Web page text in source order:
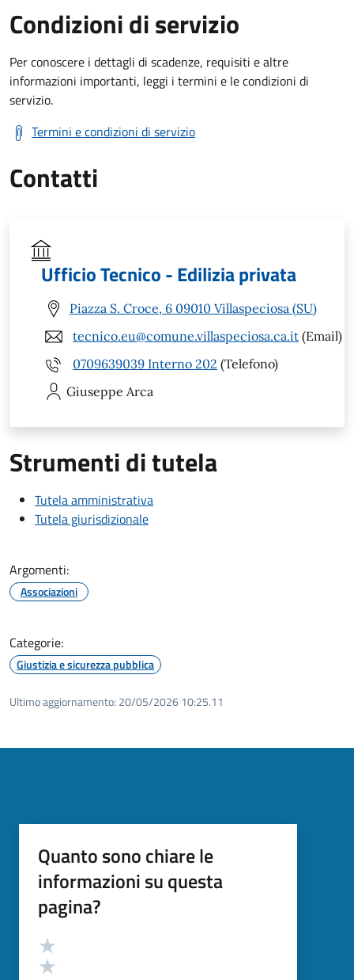
Condizioni di servizio
Per conoscere i dettagli di scadenze, requisiti e altre
informazioni importanti, leggi i termini e le condizioni di
servizio.
Termini e condizioni di servizio
Contatti
Ufficio Tecnico - Edilizia privata
Piazza S. Croce, 6 09010 Villaspeciosa (SU)
tecnico.eu@comune.villaspeciosa.ca.it (Email)
0709639039 Interno 202 (Telefono)
Giuseppe Arca
Strumenti di tutela
Tutela amministrativa
Tutela giurisdizionale
Argomenti:
Associazioni
Categorie:
Giustizia e sicurezza pubblica
Ultimo aggiornamento: 20/05/2026 10:25.11
Quanto sono chiare le
informazioni su questa
pagina?
Valutazione